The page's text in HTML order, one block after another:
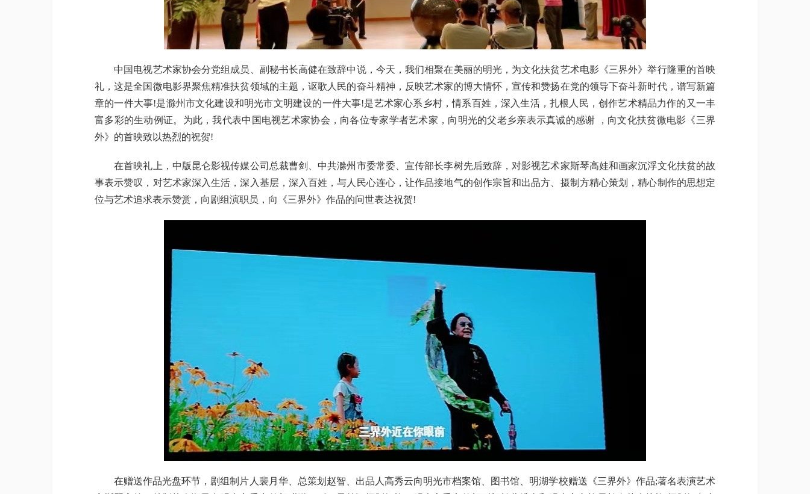
中国电视艺术家协会分党组成员、副秘书长高健在致辞中说，今天，我们相聚在美丽的明光，为文化扶贫艺术电影《三界外》举行隆重的首映
礼，这是全国微电影界聚焦精准扶贫领域的主题，讴歌人民的奋斗精神，反映艺术家的博大情怀，宣传和赞扬在党的领导下奋斗新时代，谱写新篇
章的一件大事!是滁州市文化建设和明光市文明建设的一件大事!是艺术家心系乡村，情系百姓，深入生活，扎根人民，创作艺术精品力作的又一丰
富多彩的生动例证。为此，我代表中国电视艺术家协会，向各位专家学者艺术家，向明光的父老乡亲表示真诚的感谢 ，向文化扶贫微电影《三界
外》的首映致以热烈的祝贺!
在首映礼上，中版昆仑影视传媒公司总裁曹剑、中共滁州市委常委、宣传部长李树先后致辞，对影视艺术家斯琴高娃和画家沉浮文化扶贫的故
事表示赞叹，对艺术家深入生活，深入基层，深入百姓，与人民心连心，让作品接地气的创作宗旨和出品方、摄制方精心策划，精心制作的思想定
位与艺术追求表示赞赏，向剧组演职员，向《三界外》作品的问世表达祝贺!
在赠送作品光盘环节，剧组制片人裴月华、总策划赵智、出品人高秀云向明光市档案馆、图书馆、明湖学校赠送《三界外》作品;著名表演艺术